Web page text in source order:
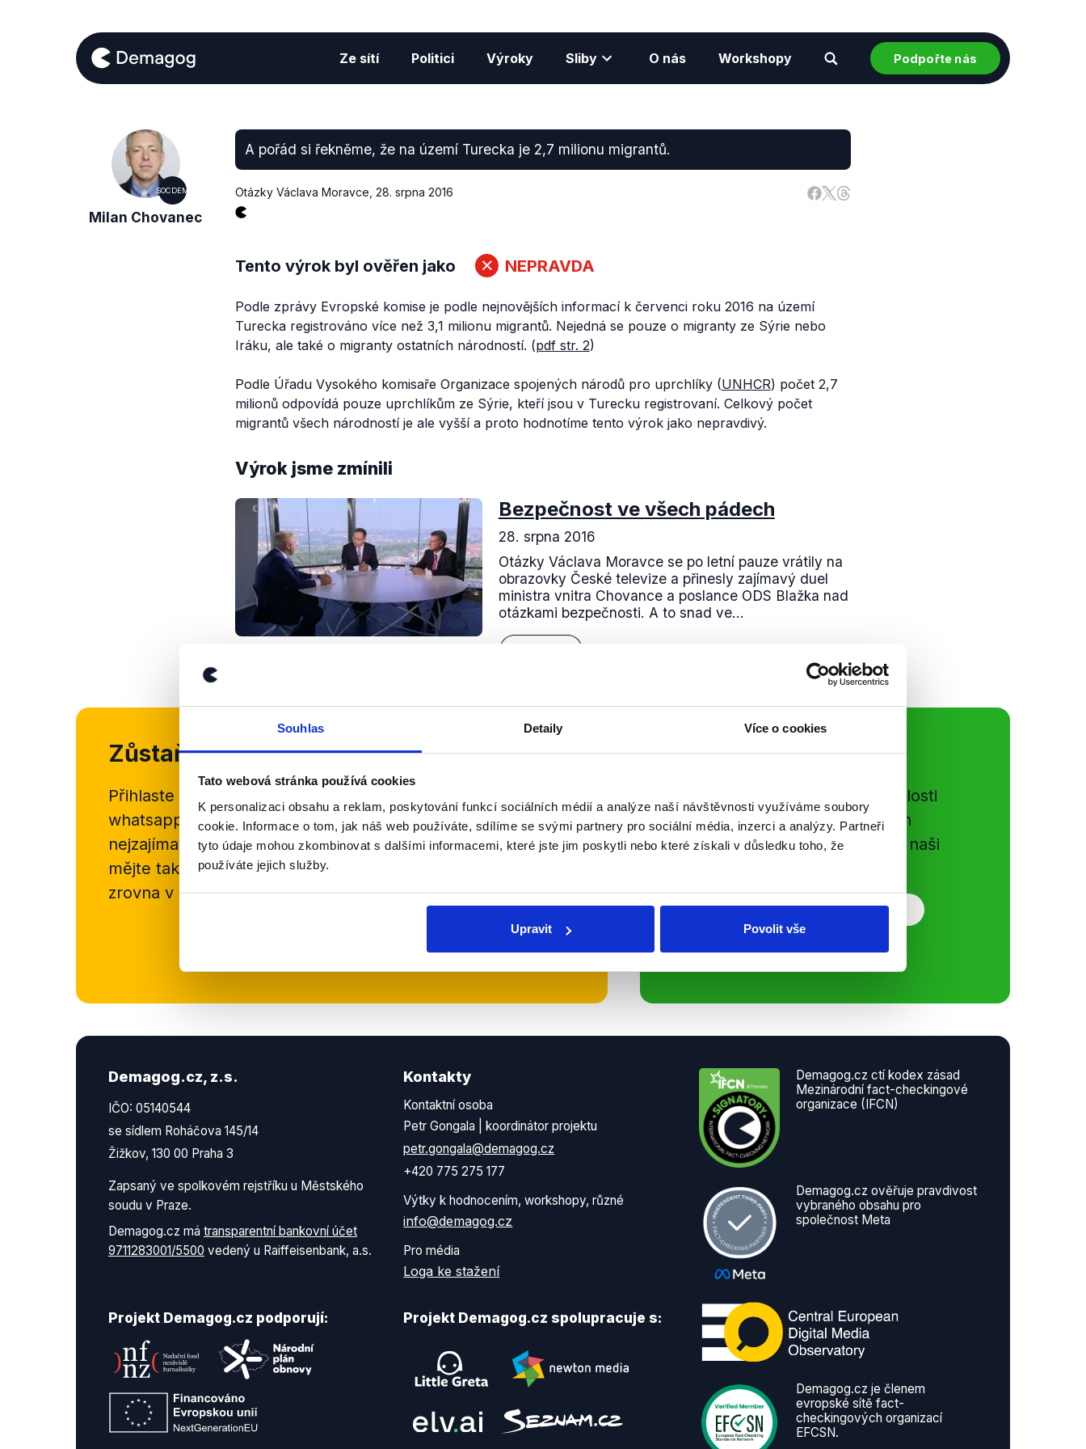
Souhlas Detaily Více o cookies
Tato webová stránka používá cookies
K personalizaci obsahu a reklam, poskytování funkcí sociálních médií a analýze naší návštěvnosti využíváme soubory
cookie. Informace o tom, jak náš web používáte, sdílíme se svými partnery pro sociální média, inzerci a analýzy. Partneři
tyto údaje mohou zkombinovat s dalšími informacemi, které jste jim poskytli nebo které získali v důsledku toho, že
používáte jejich služby.
Upravit Povolit vše
Ze sítí Politici Výroky Sliby O nás Workshopy Podpořte nás
SOCDEM
Milan Chovanec
A pořád si řekněme, že na území Turecka je 2,7 milionu migrantů.
Otázky Václava Moravce 28. srpna 2016
Tento výrok byl ověřen jako NEPRAVDA
Podle zprávy Evropské komise je podle nejnovějších informací k červenci roku 2016 na území
Turecka registrováno více než 3,1 milionu migrantů. Nejedná se pouze o migranty ze Sýrie nebo
Iráku, ale také o migranty ostatních národností. (pdf str. 2)
Podle Úřadu Vysokého komisaře Organizace spojených národů pro uprchlíky (UNHCR) počet 2,7
milionů odpovídá pouze uprchlíkům ze Sýrie, kteří jsou v Turecku registrovaní. Celkový počet
migrantů všech národností je ale vyšší a proto hodnotíme tento výrok jako nepravdivý.
Výrok jsme zmínili
Bezpečnost ve všech pádech
28. srpna 2016
Otázky Václava Moravce se po letní pauze vrátily na
obrazovky České televize a přinesly zajímavý duel
ministra vnitra Chovance a poslance ODS Blažka nad
otázkami bezpečnosti. A to snad ve...
Zůstaňme v kontaktu
Přihlaste se k odběru našeho
whatsappového kanálu, kde pravidelně přinášíme shrnutí
nejzajímavějších článků a analýz. Začněte nás odebírat, a
mějte tak přehled o tom, jaké dezinformace a nepravdy se
zrovna v Česku šíří.
Sociální sítě
Nenechte si ujít nejnovější události
z Demagog.cz. Sdílením našich
příspěvků přátelům podpoříte naši
Demagog.cz, z.s.
IČO: 05140544
se sídlem Roháčova 145/14
Žižkov, 130 00 Praha 3
Zapsaný ve spolkovém rejstříku u Městského
soudu v Praze.
Demagog.cz má transparentní bankovní účet
9711283001/5500 vedený u Raiffeisenbank, a.s.
Kontakty
Kontaktní osoba
Petr Gongala | koordinátor projektu
petr.gongala@demagog.cz
+420 775 275 177
Výtky k hodnocením, workshopy, různé
info@demagog.cz
Pro média
Loga ke stažení
Projekt Demagog.cz podporují: Projekt Demagog.cz spolupracuje s:
Demagog.cz ctí kodex zásad
Mezinárodní fact-checkingové
organizace (IFCN)
Demagog.cz ověřuje pravdivost
vybraného obsahu pro
společnost Meta
Demagog.cz je členem
evropské sítě fact-
checkingových organizací
EFCSN.